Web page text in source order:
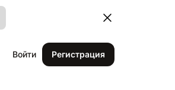
Войти Регистрация